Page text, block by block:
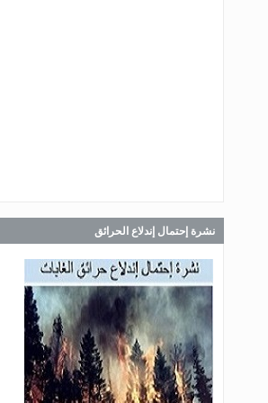
اللبناني البيان الآتي:
Jul 28, 2026
صدر عن دائرة الإعلام والعلاقات
في المديرية العامة للدفاع المدني
اللبناني البيان الآتي:
نشرة إحتمال إندلاع الحرائق